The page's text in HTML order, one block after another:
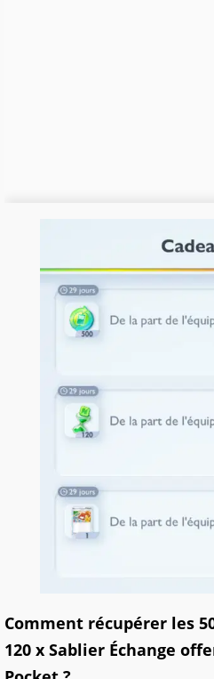
Comment récupérer les
120 x Sablier Échange